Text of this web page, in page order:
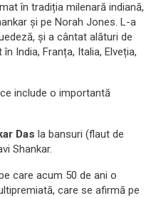
în tradiția milenară indiană,
și pe Norah Jones. L-a
și a cântat alături de
India, Franța, Italia, Elveția,
include o importantă
Das la bansuri (flaut de
Shankar.
care acum 50 de ani o
care se afirmă pe